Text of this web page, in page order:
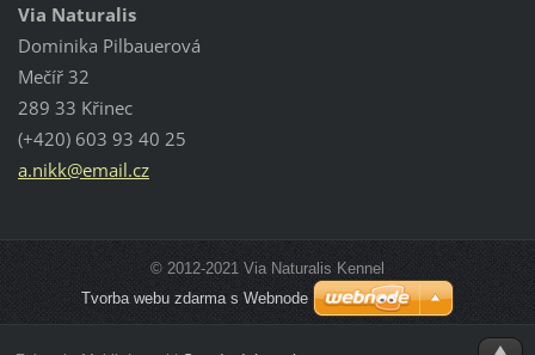
Via Naturalis
Dominika Pilbauerová
Mečíř 32
289 33 Křinec
(+420) 603 93 40 25
a.nikk@email.cz
© 2012-2021 Via Naturalis Kennel
Tvorba webu zdarma s Webnode